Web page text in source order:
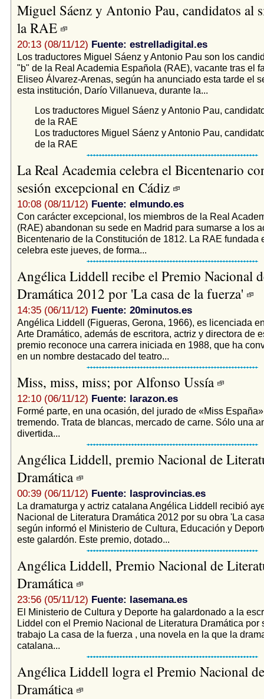
Miguel Sáenz y Antonio Pau, candidatos al
la RAE
20:13 (08/11/12) Fuente: estrelladigital.es
Los traductores Miguel Sáenz y Antonio Pau son los
"b" de la Real Academia Española (RAE), vacante tras el
Eliseo Álvarez-Arenas, según ha anunciado esta tarde el
esta institución, Darío Villanueva, durante la...
Los traductores Miguel Sáenz y Antonio Pau,
de la RAE
Los traductores Miguel Sáenz y Antonio Pau,
de la RAE
La Real Academia celebra el Bicentenario
sesión excepcional en Cádiz
10:08 (08/11/12) Fuente: elmundo.es
Con carácter excepcional, los miembros de la Real
(RAE) abandonan su sede en Madrid para sumarse a los
Bicentenario de la Constitución de 1812. La RAE fundada
celebra este jueves, de forma...
Angélica Liddell recibe el Premio Nacional
Dramática 2012 por 'La casa de la fuerza'
14:35 (06/11/12) Fuente: 20minutos.es
Angélica Liddell (Figueras, Gerona, 1966), es licenciada
Arte Dramático, además de escritora, actriz y directora de
premio reconoce una carrera iniciada en 1988, que ha
en un nombre destacado del teatro...
Miss, miss, miss; por Alfonso Ussía
12:10 (06/11/12) Fuente: larazon.es
Formé parte, en una ocasión, del jurado de «Miss
tremendo. Trata de blancas, mercado de carne. Sólo una
divertida...
Angélica Liddell, premio Nacional de
Dramática
00:39 (06/11/12) Fuente: lasprovincias.es
La dramaturga y actriz catalana Angélica Liddell recibió
Nacional de Literatura Dramática 2012 por su obra 'La
según informó el Ministerio de Cultura, Educación y
este galardón. Este premio, dotado...
Angélica Liddell, Premio Nacional de
Dramática
23:56 (05/11/12) Fuente: lasemana.es
El Ministerio de Cultura y Deporte ha galardonado a la
Liddel con el Premio Nacional de Literatura Dramática por
trabajo La casa de la fuerza , una novela en la que la
catalana...
Angélica Liddell logra el Premio Nacional
Dramática